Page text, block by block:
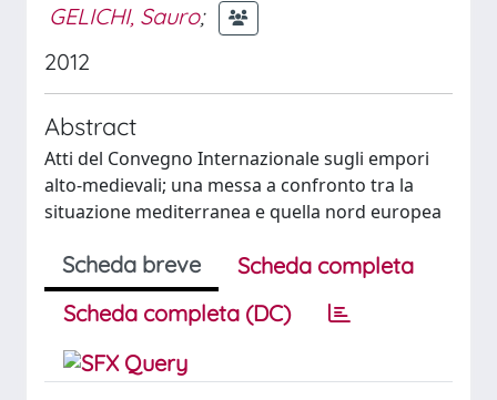
GELICHI, Sauro;
2012
Abstract
Atti del Convegno Internazionale sugli empori
alto-medievali; una messa a confronto tra la
situazione mediterranea e quella nord europea
Scheda breve
Scheda completa
Scheda completa (DC)